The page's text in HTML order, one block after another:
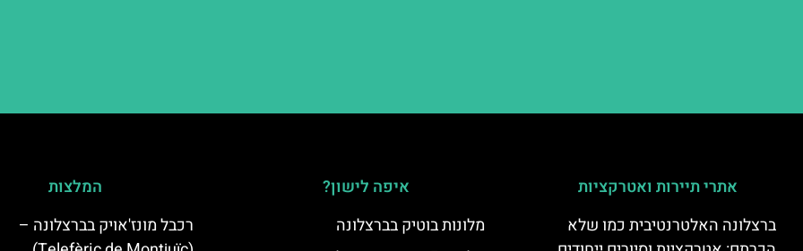
אתרי תיירות ואטרקציות
ברצלונה האלטרנטיבית כמו שלא
איפה לישון?
מלונות בוטיק בברצלונה
המלצות
רכבל מונז'אויק בברצלונה –